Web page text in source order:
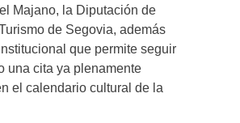
Majano, la Diputación de
de Segovia, además
que permite seguir
una cita ya plenamente
el calendario cultural de la